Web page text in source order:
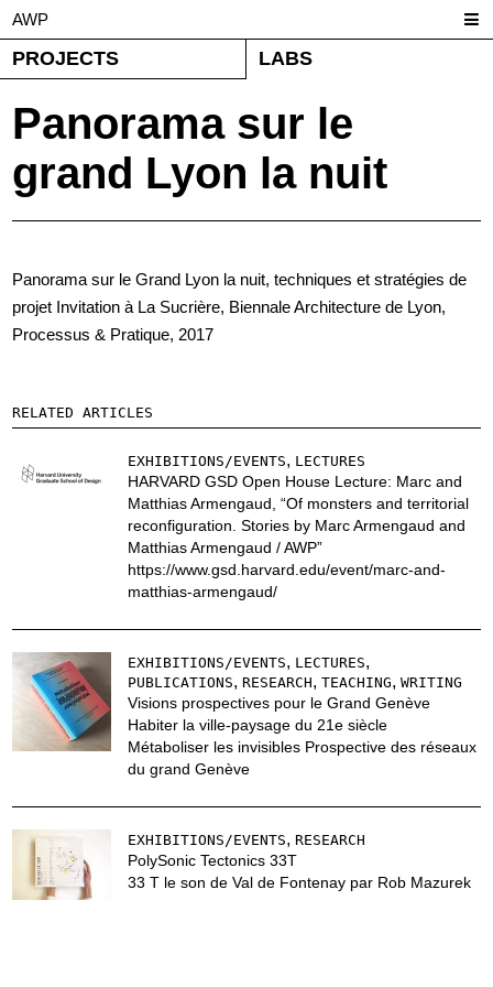
AWP
PROJECTS LABS
Panorama sur le
grand Lyon la nuit
Panorama sur le Grand Lyon la nuit, techniques et stratégies de
projet Invitation à La Sucrière, Biennale Architecture de Lyon,
Processus & Pratique, 2017
RELATED ARTICLES
EXHIBITIONS/EVENTS, LECTURES
HARVARD GSD Open House Lecture: Marc and
Matthias Armengaud, “Of monsters and territorial
reconfiguration. Stories by Marc Armengaud and
Matthias Armengaud / AWP”
https://www.gsd.harvard.edu/event/marc-and-
matthias-armengaud/
EXHIBITIONS/EVENTS, LECTURES,
PUBLICATIONS,RESEARCH,TEACHING,WRITING
Visions prospectives pour le Grand Genève
Habiter la ville-paysage du 21e siècle
Métaboliser les invisibles Prospective des réseaux
du grand Genève
EXHIBITIONS/EVENTS,RESEARCH
PolySonic Tectonics 33T
33 T le son de Val de Fontenay par Rob Mazurek